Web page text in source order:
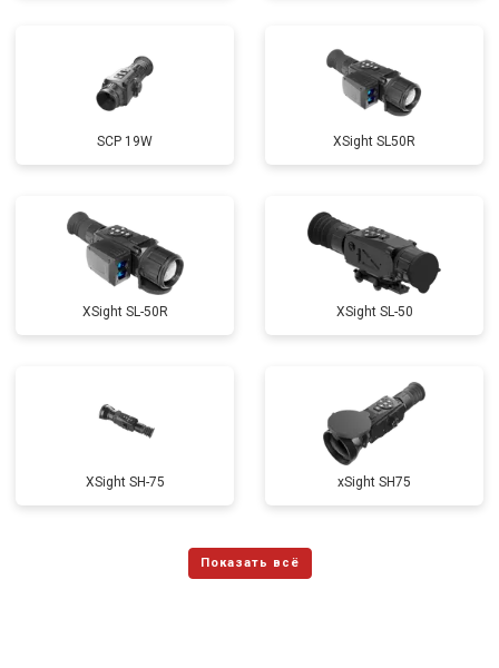
SCP 19W ХSight SL50R
XSight SL-50R XSight SL-50
XSight SH-75 xSight SH75